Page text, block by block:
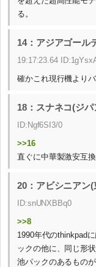
る。
14：アジアゴール
19:17:23.64
確かこれ現行機より
18：スナネコ(ジ
ID:Ngf6SI3/0
>>16
直ぐに中華製激安互
20：アビシニアン
ID:snUNXBBq0
>>8
1990年代のthinkpad
ックの他に、同じ形
池パックのあるもの